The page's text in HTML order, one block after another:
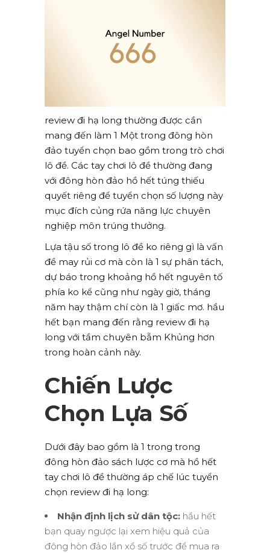
review đi hạ long thường được cần
mang đến làm 1 Một trong đông hòn
đảo tuyển chọn bao gồm trong trò chơi
lô đề. Các tay chơi lô đề thường đang
với đông hòn đảo hồ hết túng thiếu
quyết riêng để tuyển chọn số lượng này
mục đích củng rứa năng lực chuyên
nghiệp môn trúng thưởng.
Lựa tậu số trong lô đề ko riêng gì là vấn
đề may rủi cơ mà còn là 1 sự phân tách,
dự báo trong khoảng hồ hết nguyên tố
phía ko kể cũng như ngày giờ, tháng
năm hay thậm chí còn là 1 giấc mơ. hầu
hết bạn mang đến rằng review đi hạ
long với tầm chuyên bẵm Khủng hơn
trong hoàn cảnh này.
Chiến Lược
Chọn Lựa Số
Dưới đây bao gồm là 1 trong trong
đông hòn đảo sách lược cơ mà hồ hết
tay chơi lô đề thường áp chế lúc tuyển
chọn review đi hạ long:
Nhận định lịch sử dân tộc: hầu hết
bạn quay ngược lại xem hiệu quả của
đông hòn đảo lần xổ số trước để mua ra